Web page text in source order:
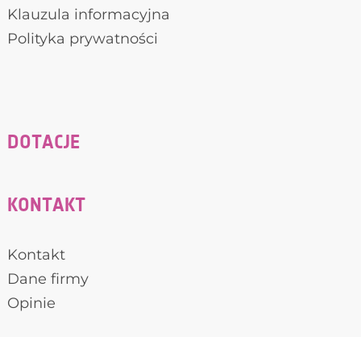
Klauzula informacyjna
Polityka prywatności
DOTACJE
KONTAKT
Kontakt
Dane firmy
Opinie